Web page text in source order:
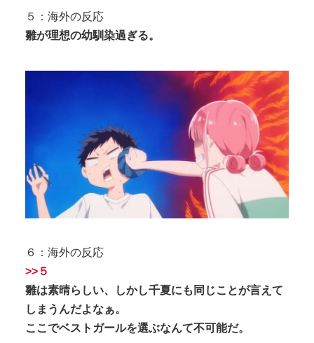
５：海外の反応
雛が理想の幼馴染過ぎる。
６：海外の反応
>>５
雛は素晴らしい、しかし千夏にも同じことが言えて
しまうんだよなぁ。
ここでベストガールを選ぶなんて不可能だ。